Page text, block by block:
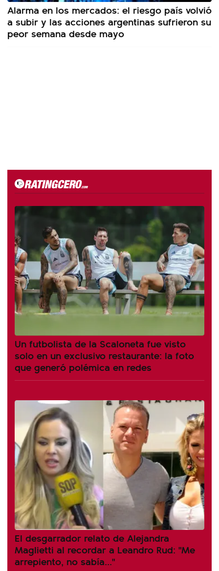
Alarma en los mercados: el riesgo país volvió
a subir y las acciones argentinas sufrieron su
peor semana desde mayo
Un futbolista de la Scaloneta fue visto
solo en un exclusivo restaurante: la foto
que generó polémica en redes
El desgarrador relato de Alejandra
Maglietti al recordar a Leandro Rud: "Me
arrepiento, no sabía..."